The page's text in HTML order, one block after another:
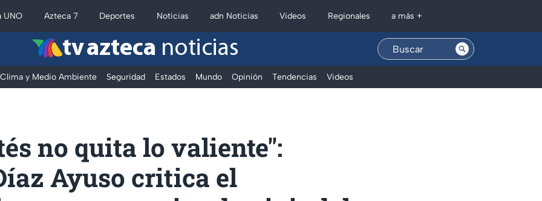
UNO Azteca 7 Deportes Noticias adn Noticias Videos Regionales a más +
tv azteca noticias
Clima y Medio Ambiente Seguridad Estados Mundo Opinión Tendencias Videos
no quita lo valiente":
Ayuso critica el